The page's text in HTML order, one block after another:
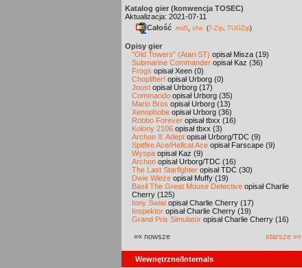
Katalog gier (konwencja TOSEC)
Aktualizacja: 2021-07-11
Całość md5 sha (7-Zip TUGZip)
Opisy gier
"Old Towers" (Atari ST) opisał Misza (19)
Submarine Commander opisał Kaz (36)
Frogs opisał Xeen (0)
Choplifter! opisał Urborg (0)
Joust opisał Urborg (17)
Commando opisał Urborg (35)
Mario Bros opisał Urborg (13)
Xenophobe opisał Urborg (36)
Robbo Forever opisał tbxx (16)
Kolony 2106 opisał tbxx (3)
Archon II: Adept opisał Urborg/TDC (9)
Spitfire Ace/Hellcat Ace opisał Farscape (9)
Wyspa opisał Kaz (9)
Archon opisał Urborg/TDC (16)
The Last Starfighter opisał TDC (30)
Dwie Wieże opisał Muffy (19)
Basil The Great Mouse Detective opisał Charlie
Cherry (125)
Inny Świat opisał Charlie Cherry (17)
Inspektor opisał Charlie Cherry (19)
Grand Prix Simulator opisał Charlie Cherry (16)
«« nowsze starsze »»
Wewnętrzne/Internals